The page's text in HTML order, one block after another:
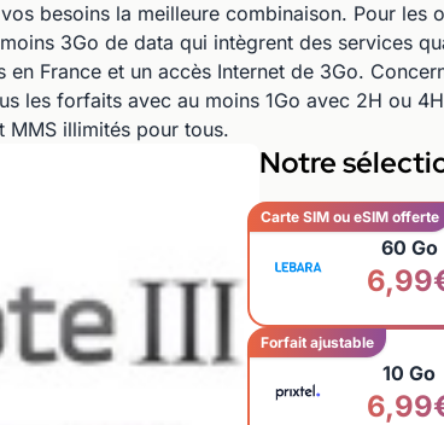
besoins la meilleure combinaison. Pour les
3Go de data qui intègrent des services
France et un accès Internet de 3Go.
les forfaits avec au moins 1Go avec 2H ou
illimités pour tous.
Notre
Carte SIM ou eSIM offerte
60 Go
Forfait ajustable
10 Go